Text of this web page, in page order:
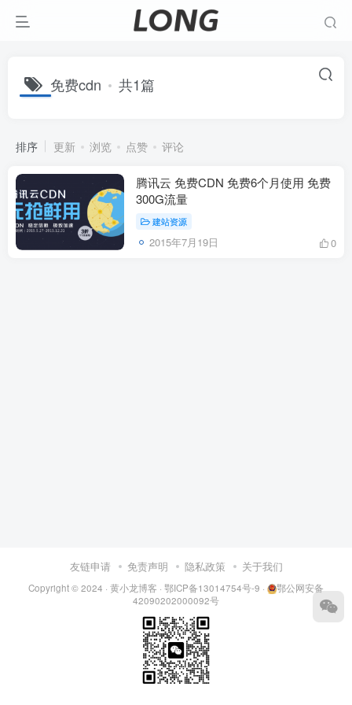
免费cdn 共1篇
排序 更新 浏览 点赞 评论
腾讯云 免费CDN 免费6个月使用 免费
300G流量
建站资源
2015年7月19日 0
友链申请 免责声明 隐私政策 关于我们
Copyright © 2024 ·黄小龙博客 ·鄂ICP备13014754号-9 ·
鄂公网安备
42090202000092号